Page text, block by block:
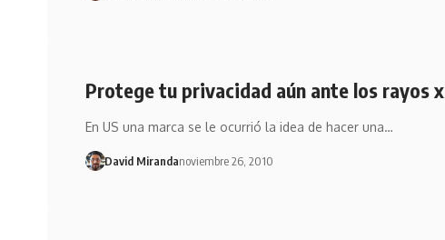
Protege tu privacidad aún ante los rayos x
En US una marca se le ocurrió la idea de hacer una…
David Mirandanoviembre 26, 2010